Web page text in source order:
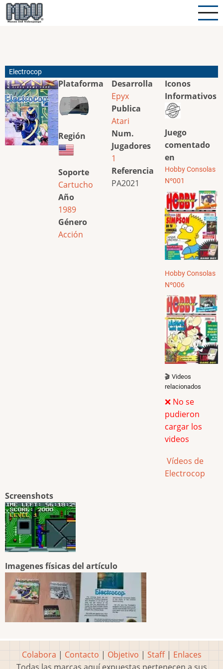
Pasar
al
Electrocop
Plataforma
Región
Soporte
Cartucho
Año
1989
Género
Acción
Desarrolla
Epyx
Publica
Atari
Num.
Jugadores
1
Referencia
PA2021
Iconos
Informativos
Juego
comentado
en
Hobby Consolas
Nº001
Hobby Consolas
Nº006
🎬 Videos
relacionados
❌ No se
pudieron
cargar los
videos
Vídeos de
Electrocop
Screenshots
Imagenes físicas del artículo
Colabora | Contacto | Objetivo | Staff| Enlaces
Todas las marcas aquí expuestas pertenecen a sus